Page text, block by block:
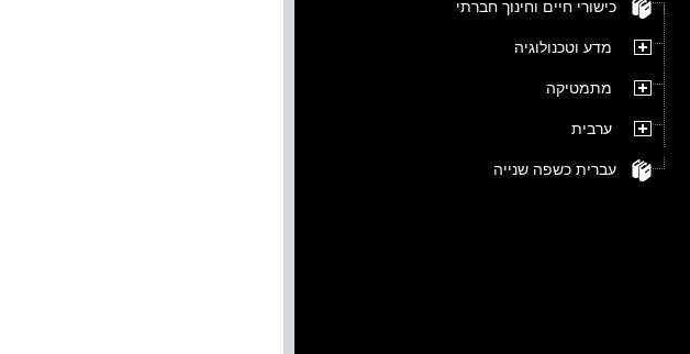
כישורי חיים וחינוך חברתי
מדע וטכנולוגיה
מתמטיקה
ערבית
עברית כשפה שנייה